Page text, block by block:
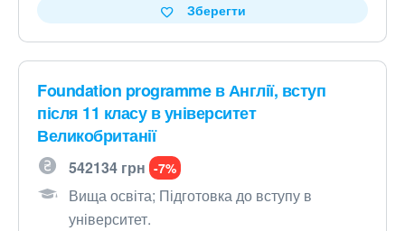
Зберегти
Foundation programme в Англії, вступ
після 11 класу в університет
Великобританії
542134 грн -7%
Вища освіта; Підготовка до вступу в
університет.